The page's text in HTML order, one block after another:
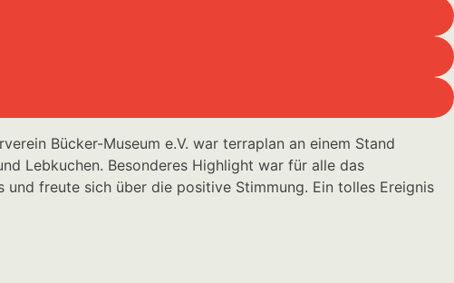
Bücker-Museum e.V. war terraplan an einem Stand
Lebkuchen. Besonderes Highlight war für alle das
und freute sich über die positive Stimmung. Ein tolles Ereignis